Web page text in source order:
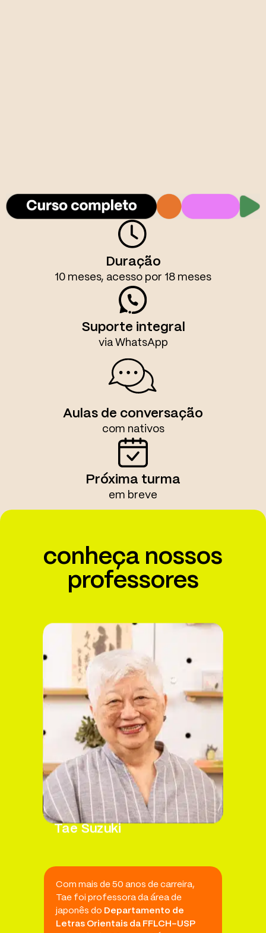
Duração
10 meses, acesso por 18 meses
Suporte integral
via WhatsApp
Aulas de conversação
com nativos
Próxima turma
em breve
conheça nossos
professores
Tae Suzuki
Com mais de 50 anos de carreira,
Tae foi professora da área de
japonês do Departamento de
Letras Orientais da FFLCH-USP